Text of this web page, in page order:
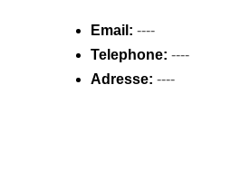
Email: ----
Telephone: ----
Adresse: ----